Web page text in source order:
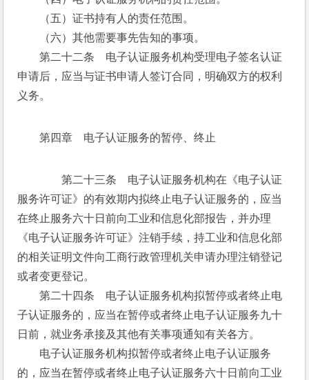
（五）证书持有人的责任范围。
（六）其他需要事先告知的事项。
第二十二条　电子认证服务机构受理电子签名认证
申请后，应当与证书申请人签订合同，明确双方的权利
义务。
第四章　电子认证服务的暂停、终止
第二十三条　电子认证服务机构在《电子认证
服务许可证》的有效期内拟终止电子认证服务的，应当
在终止服务六十日前向工业和信息化部报告，并办理
《电子认证服务许可证》注销手续，持工业和信息化部
的相关证明文件向工商行政管理机关申请办理注销登记
或者变更登记。
第二十四条　电子认证服务机构拟暂停或者终止电
子认证服务的，应当在暂停或者终止电子认证服务九十
日前，就业务承接及其他有关事项通知有关各方。
电子认证服务机构拟暂停或者终止电子认证服务
的，应当在暂停或者终止电子认证服务六十日前向工业